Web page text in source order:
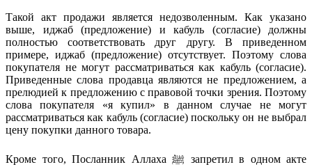
Такой акт продажи является недозволенным. Как указано
выше, иджаб (предложение) и кабуль (согласие) должны
полностью соответствовать друг другу. В приведенном
примере, иджаб (предложение) отсутствует. Поэтому слова
покупателя не могут рассматриваться как кабуль (согласие).
Приведенные слова продавца являются не предложением, а
прелюдией к предложению с правовой точки зрения. Поэтому
слова покупателя «я купил» в данном случае не могут
рассматриваться как кабуль (согласие) поскольку он не выбрал
цену покупки данного товара.
Кроме того, Посланник Аллаха ﷺ запретил в одном акте